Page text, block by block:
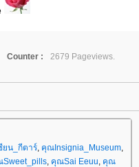
Counter :
2679 Pageviews.
ยน_กีตาร์, คุณInsignia_Museum,
, คุณSai Eeuu, คุณ